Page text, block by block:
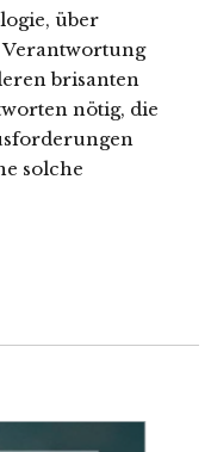
über
brisanten
nötig, die
solche